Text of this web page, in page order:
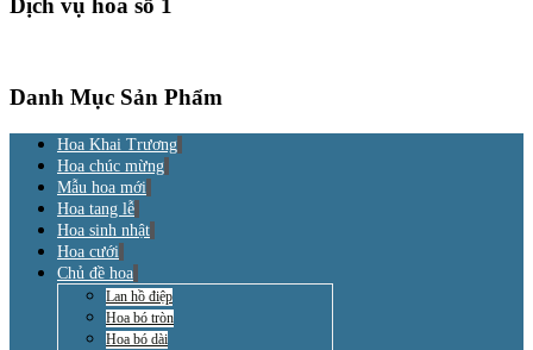
Dịch vụ hoa số 1
Danh Mục Sản Phẩm
Hoa Khai Trương
Hoa chúc mừng
Mẫu hoa mới
Hoa tang lễ
Hoa sinh nhật
Hoa cưới
Chủ đề hoa
Lan hồ điệp
Hoa bó tròn
Hoa bó dài